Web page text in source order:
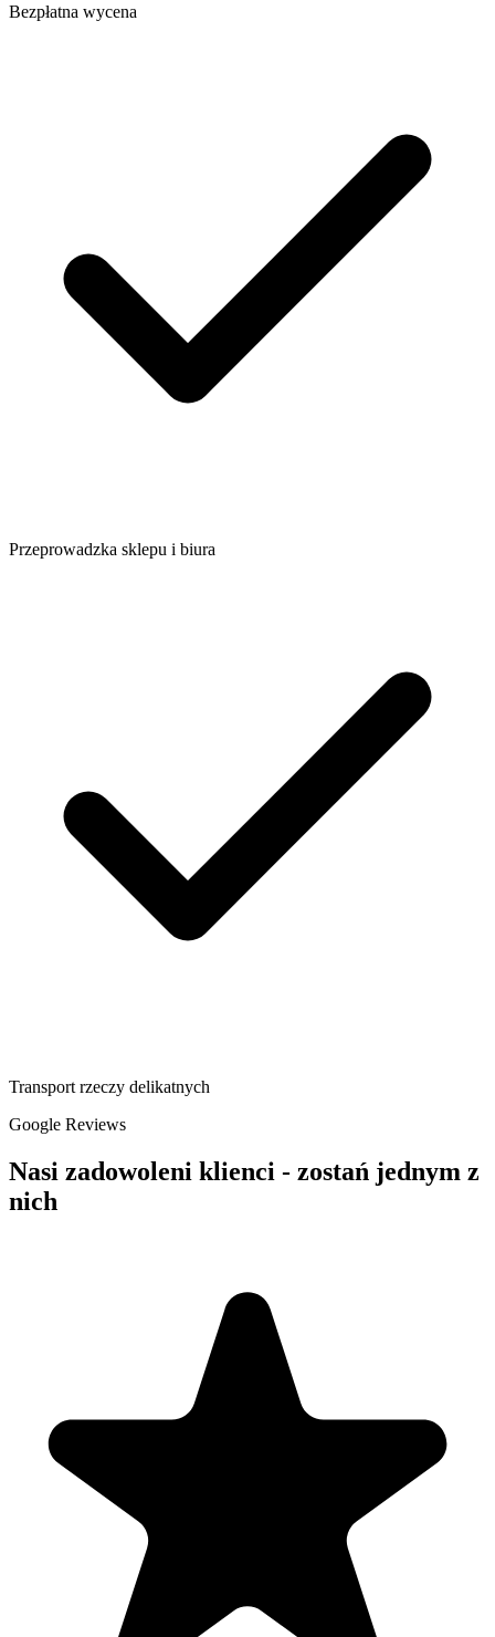
Bezpłatna wycena
Przeprowadzka sklepu i biura
Transport rzeczy delikatnych
Google Reviews
Nasi zadowoleni klienci - zostań jednym z
nich